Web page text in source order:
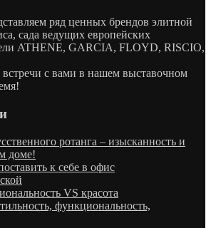
ряд ценных брендов элитной
сада ведущих европейских
ATHENE, GARCIA, FLOYD, RISCIO,
с вами в нашем выставочном
ротанга – изысканность и
доме!
к себе в офис
VS красота
функциональность,